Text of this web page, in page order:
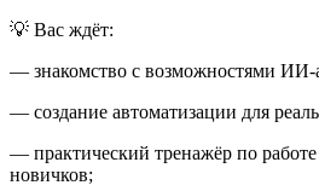
💡 Вас ждёт:
— знакомство с возможностями ИИ-
— создание автоматизации для
— практический тренажёр по
новичков;